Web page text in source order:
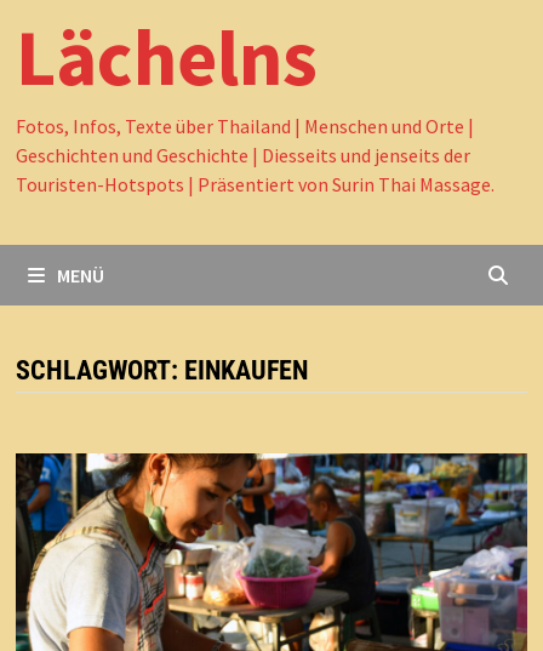
Lächelns
Fotos, Infos, Texte über Thailand | Menschen und Orte |
Geschichten und Geschichte | Diesseits und jenseits der
Touristen-Hotspots | Präsentiert von Surin Thai Massage.
MENÜ
SCHLAGWORT: EINKAUFEN